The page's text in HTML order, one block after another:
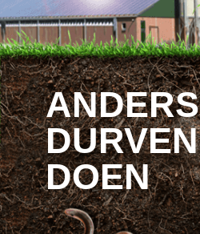
ANDERS
DURVEN
DOEN